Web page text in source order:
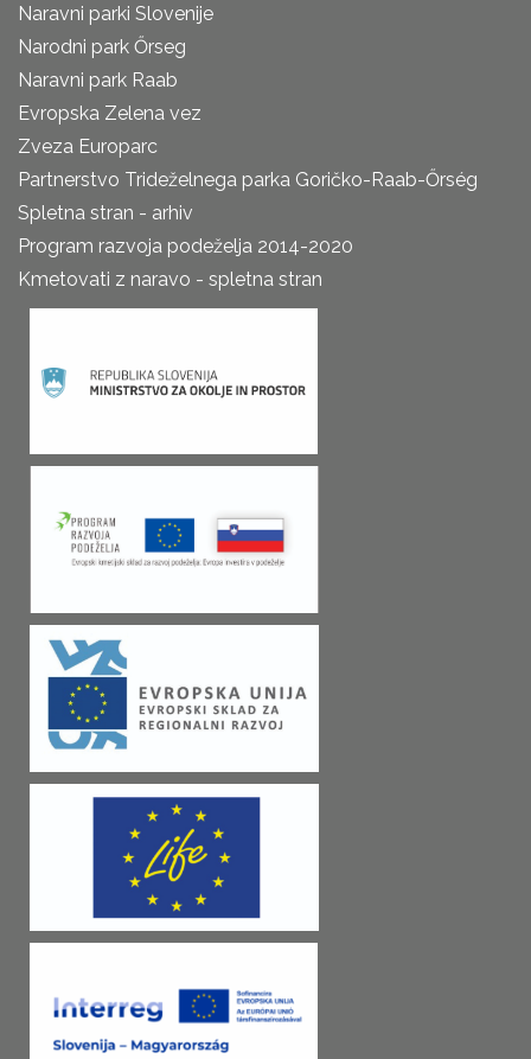
Naravni parki Slovenije
Narodni park Őrseg
Naravni park Raab
Evropska Zelena vez
Zveza Europarc
Partnerstvo Trideželnega parka Goričko-Raab-Őrség
Spletna stran - arhiv
Program razvoja podeželja 2014-2020
Kmetovati z naravo - spletna stran